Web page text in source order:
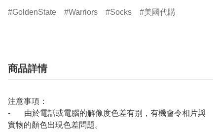
GoldenState Warriors Socks 美國代購
商品詳情
注意事項：
- 由於電話或電腦的解像度色差有别，有機會令相片與
實物的顏色出現色差問題。